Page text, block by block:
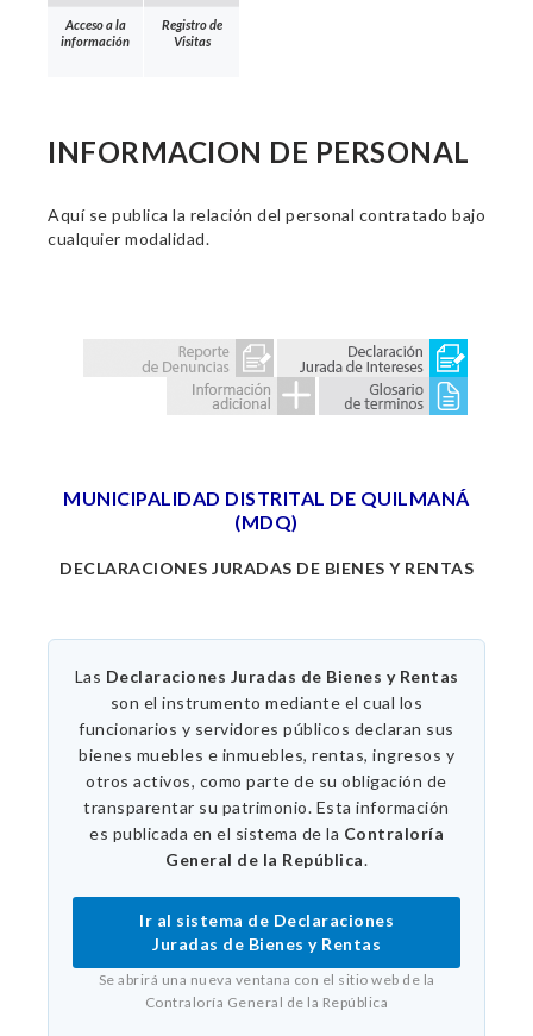
Acceso a la
información
Registro de
Visitas
INFORMACION DE PERSONAL
Aquí se publica la relación del personal contratado bajo
cualquier modalidad.
MUNICIPALIDAD DISTRITAL DE QUILMANÁ
(MDQ)
DECLARACIONES JURADAS DE BIENES Y RENTAS
Las Declaraciones Juradas de Bienes y Rentas
son el instrumento mediante el cual los
funcionarios y servidores públicos declaran sus
bienes muebles e inmuebles, rentas, ingresos y
otros activos, como parte de su obligación de
transparentar su patrimonio. Esta información
es publicada en el sistema de la Contraloría
General de la República.
Ir al sistema de Declaraciones
Juradas de Bienes y Rentas
Se abrirá una nueva ventana con el sitio web de la
Contraloría General de la República